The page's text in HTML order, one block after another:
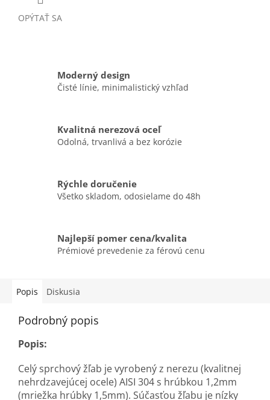
OPÝTAŤ SA
Moderný design
Čisté línie, minimalistický vzhľad
Kvalitná nerezová oceľ
Odolná, trvanlivá a bez korózie
Rýchle doručenie
Všetko skladom, odosielame do 48h
Najlepší pomer cena/kvalita
Prémiové prevedenie za férovú cenu
Popis Diskusia
Podrobný popis
Popis:
Celý sprchový žľab je vyrobený z nerezu (kvalitnej
nehrdzavejúcej ocele) AISI 304 s hrúbkou 1,2mm
(mriežka hrúbky 1,5mm). Súčasťou žľabu je nízky